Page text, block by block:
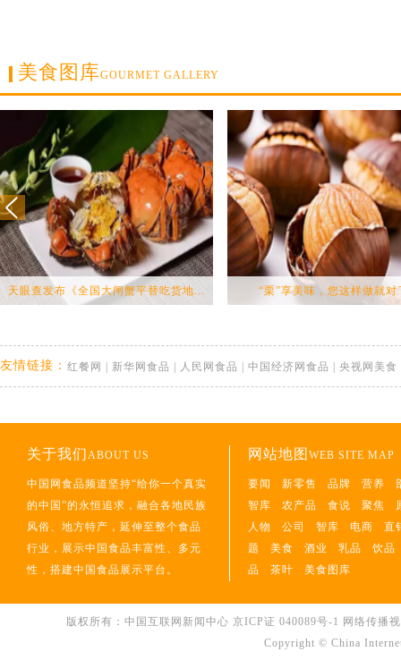
美食图库GOURMET GALLERY
天眼查发布《全国大闸蟹平替吃货地... “栗”享美味，您这样做就对
友情链接： 红餐网 新华网食品 人民网食品 中国经济网食品 央视网美食
关于我们ABOUT US
中国网食品频道坚持“给你一个真实
的中国”的永恒追求，融合各地民族
风俗、地方特产，延伸至整个食品
行业，展示中国食品丰富性、多元
性，搭建中国食品展示平台。
网站地图 WEB SITE MAP
要闻 新零售 品牌 营养
智库
农产品 食说 聚焦
人物
公司 智库 电商
直
题
美食 酒业 乳品
饮品
品
茶叶 美食图库
版权所有：中国互联网新闻中心 京ICP证 040089号-1 网络传播
Copyright © China